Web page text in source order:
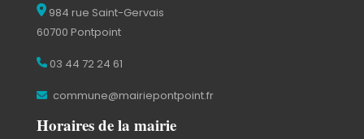
984 rue Saint-Gervais
60700 Pontpoint
03 44 72 24 61
commune@mairiepontpoint.fr
Horaires de la mairie